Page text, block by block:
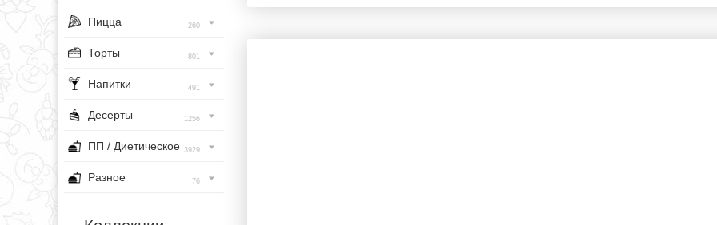
Пицца 260
Торты 801
Напитки 491
Десерты 1256
ПП / Диетическое 3929
Разное 76